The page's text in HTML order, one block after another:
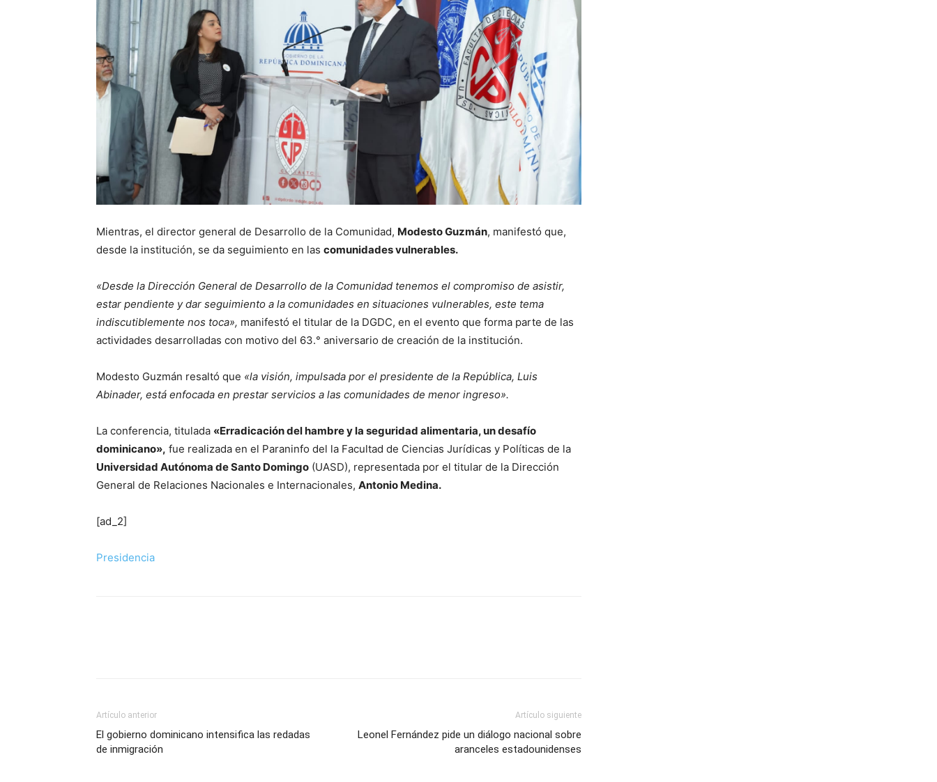
Mientras, el director general de Desarrollo de la Comunidad, Modesto Guzmán, manifestó que,
desde la institución, se da seguimiento en las comunidades vulnerables.
«Desde la Dirección General de Desarrollo de la Comunidad tenemos el compromiso de asistir,
estar pendiente y dar seguimiento a la comunidades en situaciones vulnerables, este tema
indiscutiblemente nos toca», manifestó el titular de la DGDC, en el evento que forma parte de las
actividades desarrolladas con motivo del 63.° aniversario de creación de la institución.
Modesto Guzmán resaltó que «la visión, impulsada por el presidente de la República, Luis
Abinader, está enfocada en prestar servicios a las comunidades de menor ingreso».
La conferencia, titulada «Erradicación del hambre y la seguridad alimentaria, un desafío
dominicano», fue realizada en el Paraninfo del la Facultad de Ciencias Jurídicas y Políticas de la
Universidad Autónoma de Santo Domingo (UASD), representada por el titular de la Dirección
General de Relaciones Nacionales e Internacionales, Antonio Medina.
[ad_2]
Presidencia
Artículo anterior
El gobierno dominicano intensifica las redadas
de inmigración
Artículo siguiente
Leonel Fernández pide un diálogo nacional sobre
aranceles estadounidenses